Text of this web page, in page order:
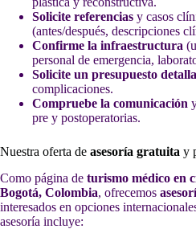
Solicite referencias y casos
(antes/después, descripciones
Confirme la infraestructura
personal de emergencia,
Solicite un presupuesto
complicaciones.
Compruebe la comunicación
pre y postoperatorias.
Nuestra oferta de asesoría gratuita y
Como página de turismo médico en
Bogotá, Colombia, ofrecemos
interesados en opciones
asesoría incluye: